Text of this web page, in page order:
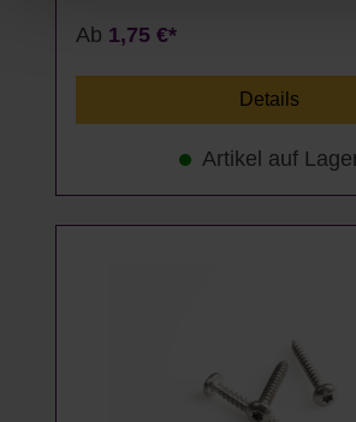
Ab 1,75 €*
Details
Artikel auf